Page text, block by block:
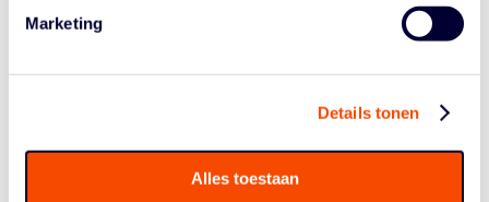
Marketing
Details tonen
Alles toestaan
Nederland – Ierland, gepland voor 16.45 uur, zal (veel)
berichtgeving starten we om19.05 uur.
19.05 UUR: NEDERLAND – IERLAND: 21-13
Nederland doet wat het moet doen en wint met ruime